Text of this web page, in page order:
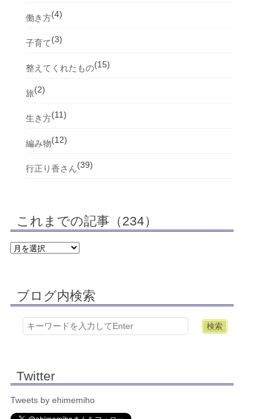
働き方(4)
子育て(3)
整えてくれたもの(15)
旅(2)
生き方(11)
編み物(12)
行正り香さん(39)
これまでの記事（234）
ブログ内検索
Twitter
Tweets by ehimemiho